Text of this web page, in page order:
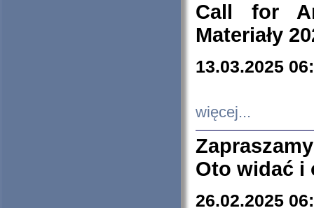
Call for
Materiały
13.03.2025
więcej...
Oto widać i
26.02.2025